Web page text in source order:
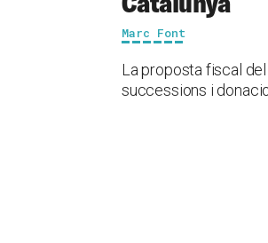
Marc Font
La proposta fiscal
successions i